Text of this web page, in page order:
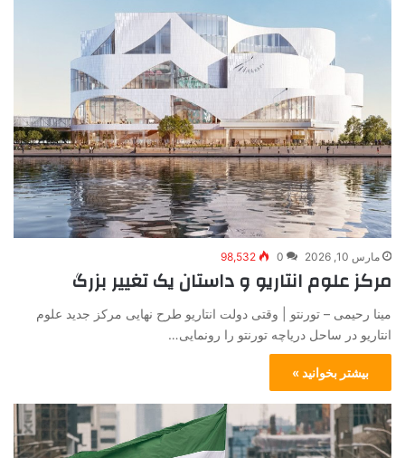
مارس 10, 2026 0
98,532
مرکز علوم انتاریو و داستان یک تغییر بزرگ
مینا رحیمی – تورنتو | وقتی دولت انتاریو طرح نهایی مرکز جدید علوم
انتاریو در ساحل دریاچه تورنتو را رونمایی…
بیشتر بخوانید »